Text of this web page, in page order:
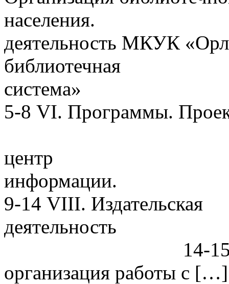
населения. 3-5
деятельность МКУК
библиотечная
5-8 VI.
центр
9-14 VIII. Издательская
14-15 IX.
организация работы с […]